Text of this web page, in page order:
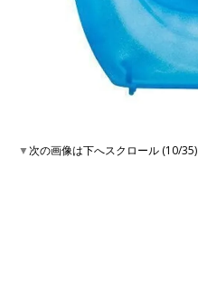
▼次の画像は下へスクロール (10/35)